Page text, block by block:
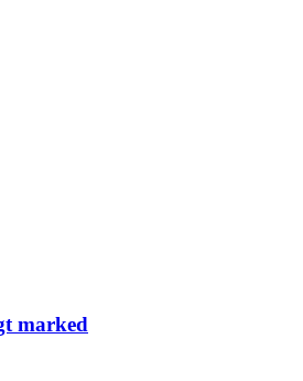
marked